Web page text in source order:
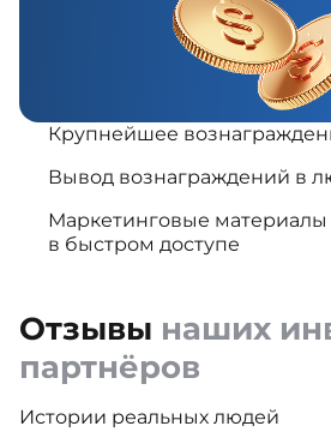
Крупнейшее
Вывод вознаграждений в
Маркетинговые
в быстром доступе
Отзывы наших
партнёров
Истории реальных людей